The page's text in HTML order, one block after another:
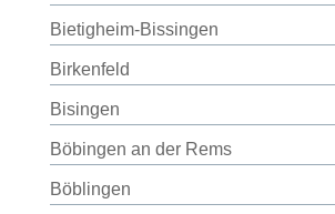
Bietigheim-Bissingen
Birkenfeld
Bisingen
Böbingen an der Rems
Böblingen